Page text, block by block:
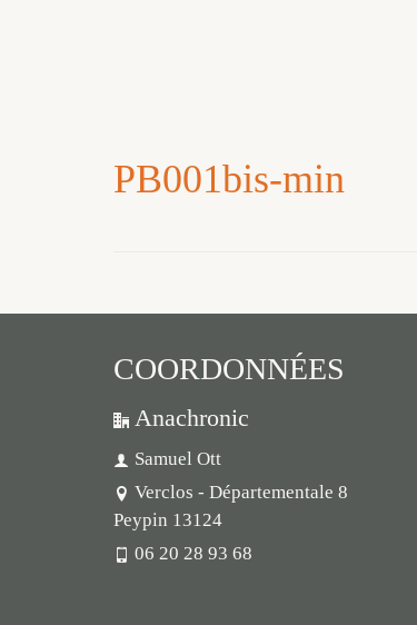
PB001bis-min
COORDONNÉES
Anachronic
Samuel Ott
Verclos - Départementale 8
Peypin 13124
06 20 28 93 68